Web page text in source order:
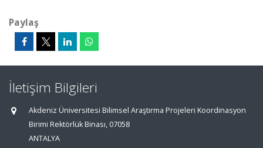
Paylaş
İletişim Bilgileri
Akdeniz Üniversitesi Bilimsel Araştırma Projeleri Koordinasyon
Birimi Rektörlük Binası, 07058
ANTALYA